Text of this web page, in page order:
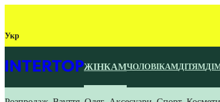
Укр
ЖІНКАМЧОЛОВІКАМДІТЯМ